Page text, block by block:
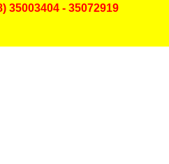
35003404 - 35072919